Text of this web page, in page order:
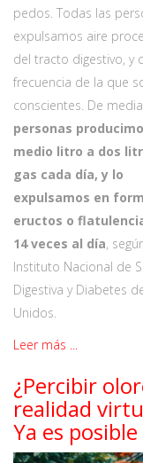
pedos. Todas las
expulsamos aire
del tracto digestivo, y
frecuencia de la que
conscientes. De
personas
medio litro a dos
gas cada día, y lo
expulsamos en
eructos o
14 veces al día,
Instituto Nacional de
Digestiva y Diabetes
Unidos.
Leer más ...
¿Percibir
realidad
Ya es posible